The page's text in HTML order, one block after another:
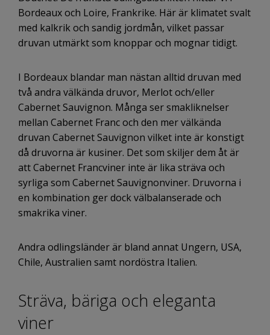
Bordeaux och Loire, Frankrike. Här är klimatet svalt
med kalkrik och sandig jordmån, vilket passar
druvan utmärkt som knoppar och mognar tidigt.
I Bordeaux blandar man nästan alltid druvan med
två andra välkända druvor, Merlot och/eller
Cabernet Sauvignon. Många ser smakliknelser
mellan Cabernet Franc och den mer välkända
druvan Cabernet Sauvignon vilket inte är konstigt
då druvorna är kusiner. Det som skiljer dem åt är
att Cabernet Francviner inte är lika sträva och
syrliga som Cabernet Sauvignonviner. Druvorna i
en kombination ger dock välbalanserade och
smakrika viner.
Andra odlingsländer är bland annat Ungern, USA,
Chile, Australien samt nordöstra Italien.
Sträva, bäriga och eleganta
viner